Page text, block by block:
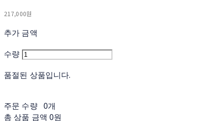
217,000원
추가 금액
수량
품절된 상품입니다.
주문 수량 0개
총 상품 금액 0원